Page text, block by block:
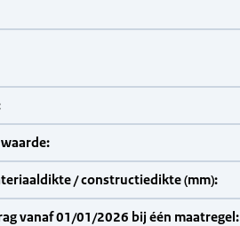
/ constructiedikte (mm):
vanaf 01/01/2026 bij één maatregel: